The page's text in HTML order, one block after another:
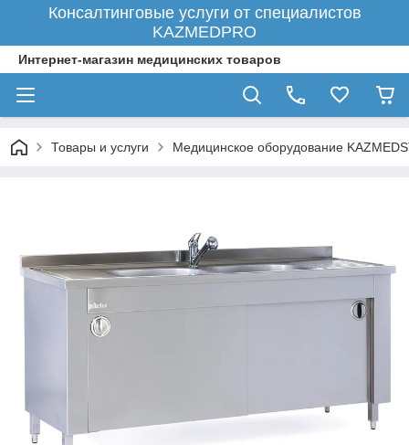
Консалтинговые услуги от специалистов
KAZMEDPRO
Интернет-магазин медицинских товаров
Товары и услуги Медицинское оборудование